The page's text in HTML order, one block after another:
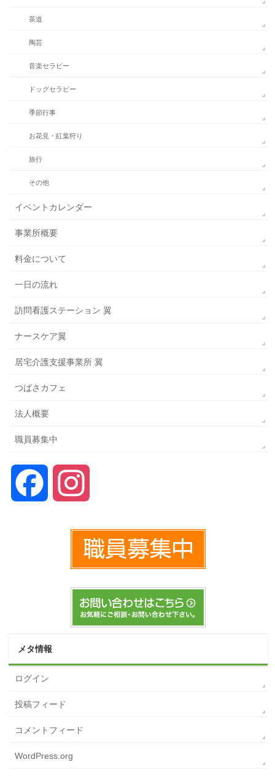
茶道
陶芸
音楽セラピー
ドッグセラピー
季節行事
お花見・紅葉狩り
旅行
その他
イベントカレンダー
事業所概要
料金について
一日の流れ
訪問看護ステーション 翼
ナースケア翼
居宅介護支援事業所 翼
つばさカフェ
法人概要
職員募集中
Facebook
メタ情報
ログイン
投稿フィード
コメントフィード
WordPress.org